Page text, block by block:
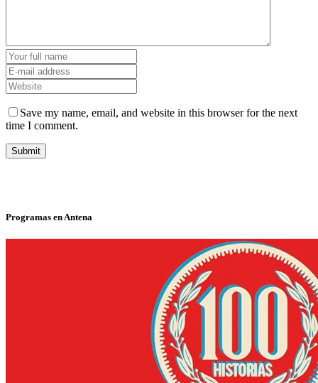
Save my name, email, and website in this browser for the next
time I comment.
Programas en Antena